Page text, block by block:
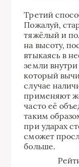
Третий
Пожалуй,
тяжёлый и
на высоту,
втыкаясь в
земли внутри
который
случае
применяют
часто её
таким
при ударах
сможет
больше.